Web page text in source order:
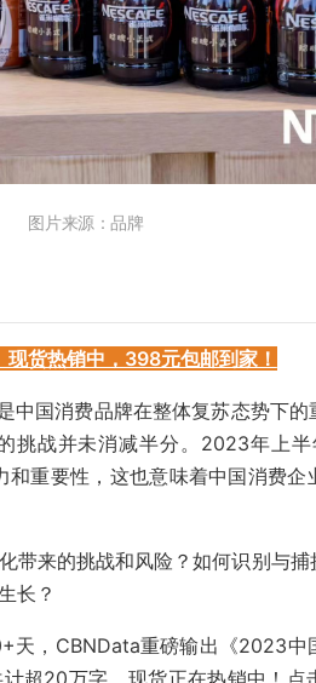
图片来源：品牌
货热销中，398元包邮到家！
中国消费品牌在整体复苏态势下的
挑战并未消减半分。2023年上
和重要性，这也意味着中国消费企
带来的挑战和风险？如何识别与
长？
天，CBNData重磅输出《2023中